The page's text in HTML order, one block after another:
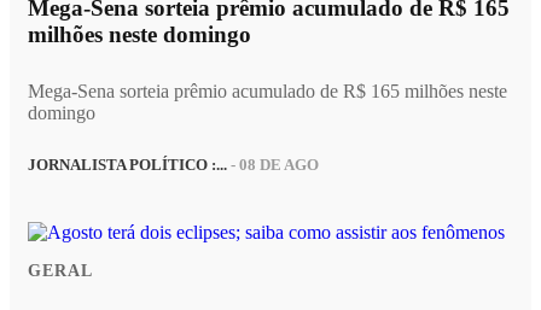
Mega-Sena sorteia prêmio acumulado de R$ 165
milhões neste domingo
Mega-Sena sorteia prêmio acumulado de R$ 165 milhões neste
domingo
JORNALISTA POLÍTICO :... - 08 DE AGO
GERAL